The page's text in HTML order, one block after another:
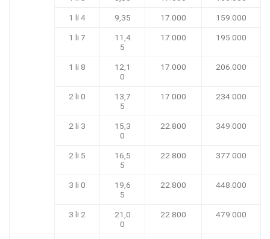
1 li 4 9,35 17.000 159.000
1 li 7
11,4
5
17.000 195.000
1 li 8
12,1
0
17.000 206.000
2 li 0
13,7
5
17.000 234.000
2 li 3
15,3
0
22.800 349.000
2 li 5
16,5
5
22.800 377.000
3 li 0
19,6
5
22.800 448.000
3 li 2
21,0
0
22.800 479.000